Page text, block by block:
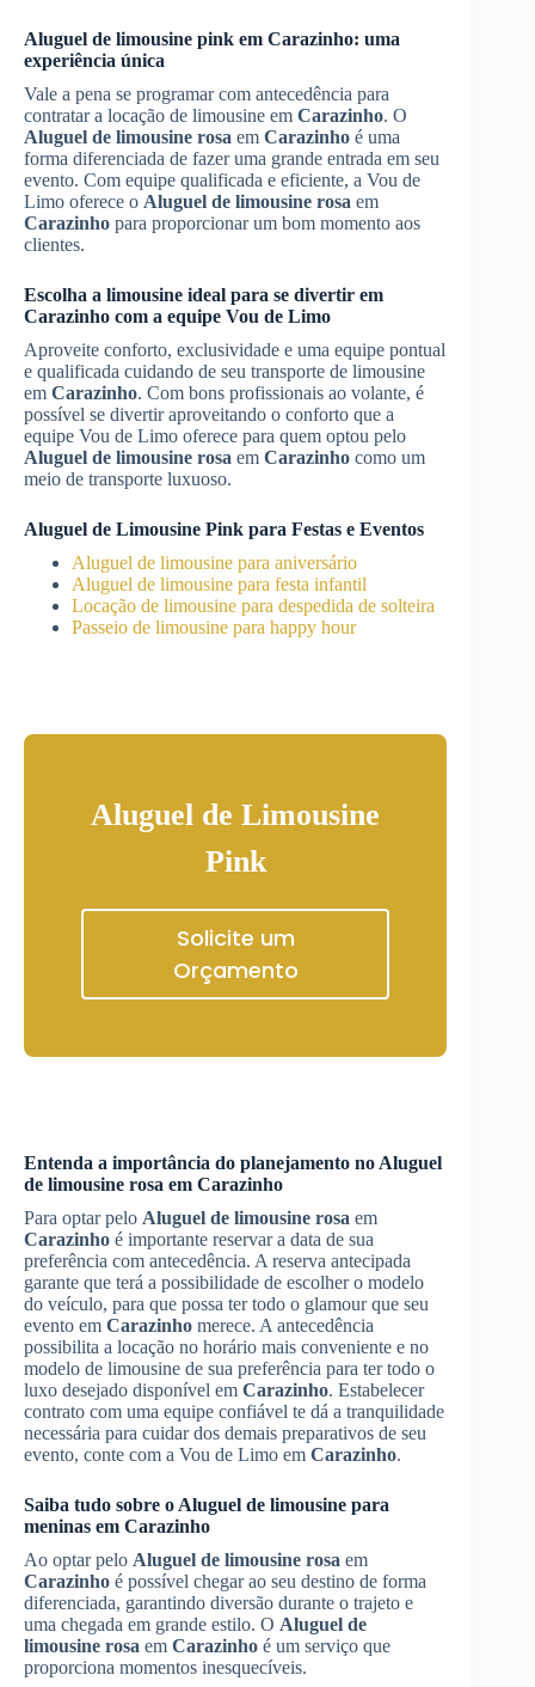
Aluguel de limousine pink em Carazinho: uma
experiência única
Vale a pena se programar com antecedência para
contratar a locação de limousine em Carazinho. O
Aluguel de limousine rosa em Carazinho é uma
forma diferenciada de fazer uma grande entrada em seu
evento. Com equipe qualificada e eficiente, a Vou de
Limo oferece o Aluguel de limousine rosa em
Carazinho para proporcionar um bom momento aos
clientes.
Escolha a limousine ideal para se divertir em
Carazinho com a equipe Vou de Limo
Aproveite conforto, exclusividade e uma equipe pontual
e qualificada cuidando de seu transporte de limousine
em Carazinho. Com bons profissionais ao volante, é
possível se divertir aproveitando o conforto que a
equipe Vou de Limo oferece para quem optou pelo
Aluguel de limousine rosa em Carazinho como um
meio de transporte luxuoso.
Aluguel de Limousine Pink para Festas e Eventos
Aluguel de limousine para aniversário
Aluguel de limousine para festa infantil
Locação de limousine para despedida de solteira
Passeio de limousine para happy hour
Aluguel de Limousine
Pink
Solicite um
Orçamento
Entenda a importância do planejamento no Aluguel
de limousine rosa em Carazinho
Para optar pelo Aluguel de limousine rosa em
Carazinho é importante reservar a data de sua
preferência com antecedência. A reserva antecipada
garante que terá a possibilidade de escolher o modelo
do veículo, para que possa ter todo o glamour que seu
evento em Carazinho merece. A antecedência
possibilita a locação no horário mais conveniente e no
modelo de limousine de sua preferência para ter todo o
luxo desejado disponível em Carazinho. Estabelecer
contrato com uma equipe confiável te dá a tranquilidade
necessária para cuidar dos demais preparativos de seu
evento, conte com a Vou de Limo em Carazinho.
Saiba tudo sobre o Aluguel de limousine para
meninas em Carazinho
Ao optar pelo Aluguel de limousine rosa em
Carazinho é possível chegar ao seu destino de forma
diferenciada, garantindo diversão durante o trajeto e
uma chegada em grande estilo. O Aluguel de
limousine rosa em Carazinho é um serviço que
proporciona momentos inesquecíveis.